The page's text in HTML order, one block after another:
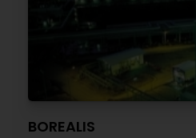
BOREALIS